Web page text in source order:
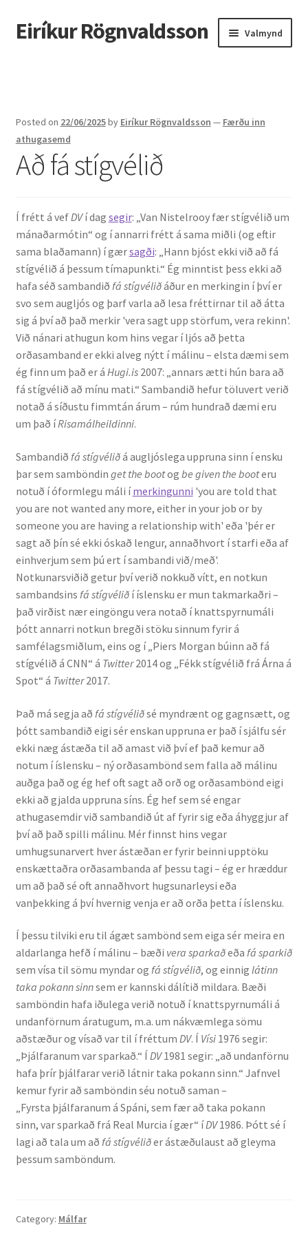
Fara
beint
Hoppa
yfir
Eiríkur Rögnvaldsson Valmynd
Ætt
Líf og starf
Myndir
Kennsla
Kennd námskeið
Kennsluefni
Yfirlit um kennslu
Stjórnun
Innan Háskólans
Samstarfsverkefni
Styrkir og verðlaun
Utan Háskólans
Verkefnisstjórn
Þjónusta
Rannsóknir
Máltækni
Orðalyklar og orðafar
Orðhlutafræði
Samtímasetningafræði
Söguleg setningafræði
Hljóð og hljóðkerfi
Staða íslenskunnar
Ritverk og erindi
Bækur
Önnur ritverk
Ritrýndar greinar
Óritrýnt fræðilegt efni
Málfarspistlar
Fræðilegir fyrirlestrar
Posted on 22/06/2025by Eiríkur Rögnvaldsson — Færðu inn
athugasemd
Að fá stígvélið
Í frétt á vefDVí dag segir: „Van Nistelrooy fær stígvélið um
mánaðarmótin“ og í annarri frétt á sama miðli (og eftir
sama blaðamann) í gærsagði: „Hann bjóst ekki við að fá
stígvélið á þessum tímapunkti.“ Ég minntist þess ekki að
hafa séð sambandið fá stígvéliðáður en merkingin í því er
svo sem augljós og þarf varla að lesa fréttirnar til að átta
sig á því að það merkir 'vera sagt upp störfum, vera rekinn'.
Við nánari athugun kom hins vegar í ljós að þetta
orðasamband er ekki alveg nýtt í málinu – elsta dæmi sem
ég finn um það er á Hugi.is 2007: „annars ætti hún bara að
fá stígvélið að mínu mati.“ Sambandið hefur töluvert verið
notað á síðustu fimmtán árum – rúm hundrað dæmi eru
um það íRisamálheildinni.
Sambandið fá stígvéliðá augljóslega uppruna sinn í ensku
þar sem samböndin get the bootog be given the booteru
notuð í óformlegu máli ímerkingunni 'you are told that
you are not wanted any more, either in your job or by
someone you are having a relationship with' eða 'þér er
sagt að þín sé ekki óskað lengur, annaðhvort í starfi eða af
einhverjum sem þú ert í sambandi við/með'.
Notkunarsviðið getur því verið nokkuð vítt, en notkun
sambandsins fá stígvéliðí íslensku er mun takmarkaðri –
það virðist nær eingöngu vera notað í knattspyrnumáli
þótt annarri notkun bregði stöku sinnum fyrir á
samfélagsmiðlum, eins og í „Piers Morgan búinn að fá
stígvélið á CNN“ á Twitter2014 og „Fékk stígvélið frá Árna á
Spot“ á Twitter2017.
Það má segja að fá stígvéliðsé myndrænt og gagnsætt, og
þótt sambandið eigi sér enskan uppruna er það í sjálfu sér
ekki næg ástæða til að amast við því ef það kemur að
notum í íslensku – ný orðasambönd sem falla að málinu
auðga það og ég hef oft sagt að orð og orðasambönd eigi
ekki að gjalda uppruna síns. Ég hef sem sé engar
athugasemdir við sambandið út af fyrir sig eða áhyggjur af
því að það spilli málinu. Mér finnst hins vegar
umhugsunarvert hver ástæðan er fyrir beinni upptöku
enskættaðra orðasambanda af þessu tagi – ég er hræddur
um að það sé oft annaðhvort hugsunarleysi eða
vanþekking á því hvernig venja er að orða þetta í íslensku.
Í þessu tilviki eru til ágæt sambönd sem eiga sér meira en
aldarlanga hefð í málinu – bæði vera sparkaðeða fá sparkið
sem vísa til sömu myndar og fá stígvélið, og einnig látinn
taka pokann sinnsem er kannski dálítið mildara. Bæði
samböndin hafa iðulega verið notuð í knattspyrnumáli á
undanförnum áratugum, m.a. um nákvæmlega sömu
aðstæður og vísað var til í fréttum DV. Í Vísi 1976 segir:
„Þjálfaranum var sparkað.“ Í DV1981 segir: „að undanförnu
hafa þrír þjálfarar verið látnir taka pokann sinn.“ Jafnvel
kemur fyrir að samböndin séu notuð saman –
„Fyrsta þjálfaranum á Spáni, sem fær að taka pokann
sinn, var sparkað frá Real Murcia í gær“ íDV1986. Þótt sé í
lagi að tala um að fá stígvéliðer ástæðulaust að gleyma
þessum samböndum.
Category: Málfar